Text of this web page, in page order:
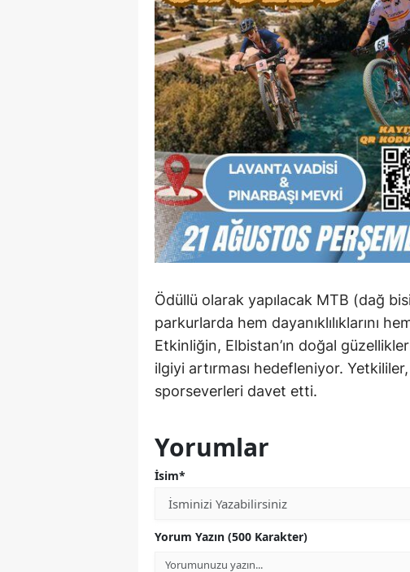
Ödüllü olarak yapılacak MTB (dağ
parkurlarda hem dayanıklılıklarını
Etkinliğin, Elbistan’ın doğal
ilgiyi artırması hedefleniyor.
sporseverleri davet etti.
Yorumlar
İsim*
Yorum Yazın (500 Karakter)